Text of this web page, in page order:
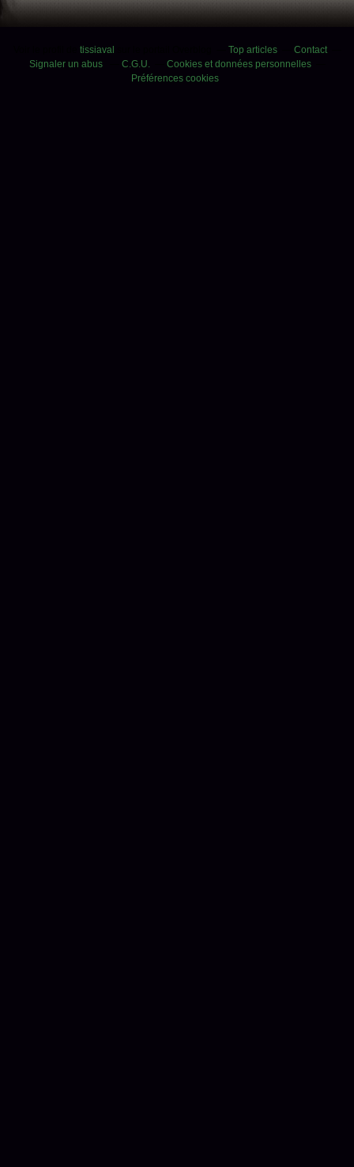
tissiaval Top articles
Contact
Signaler un abus
C.G.U.
Cookies et données personnelles
Préférences cookies